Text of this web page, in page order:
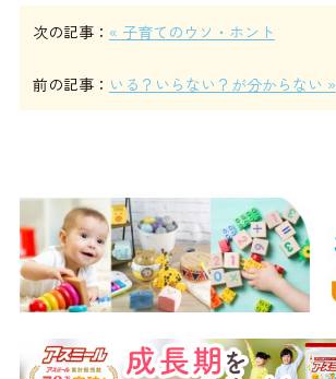
次の記事： « 子育てのウソ・ホント
前の記事： いる？いらない？が分からない »